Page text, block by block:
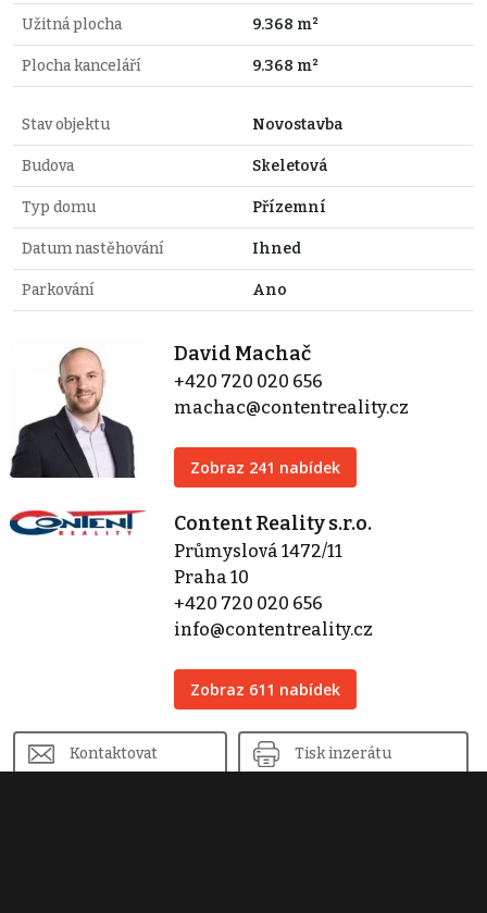
Užitná plocha 9.368 m²
Plocha kanceláří 9.368 m²
Stav objektu Novostavba
Budova Skeletová
Typ domu Přízemní
Datum nastěhování Ihned
Parkování Ano
David Machač
+420 720 020 656
machac@contentreality.cz
Zobraz 241 nabídek
Content Reality s.r.o.
Průmyslová 1472/11
Praha 10
+420 720 020 656
info@contentreality.cz
Zobraz 611 nabídek
Kontaktovat Tisk inzerátu